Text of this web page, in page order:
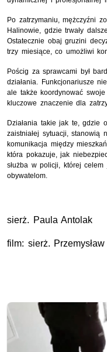
Po zatrzymaniu, mężczyźni
Halinowie, gdzie trwały
Ostatecznie obaj gruzini
trzy miesiące, co umożliwi
Pościg za sprawcami był
działania. Funkcjonariusze
ale także koordynować
kluczowe znaczenie dla
Działania takie jak te, gdzie
zaistniałej sytuacji, stanowią
komunikacja między
która pokazuje, jak
służba w policji, której
obywatelom.
sierż. Paula Antolak
film: sierż. Przemysław